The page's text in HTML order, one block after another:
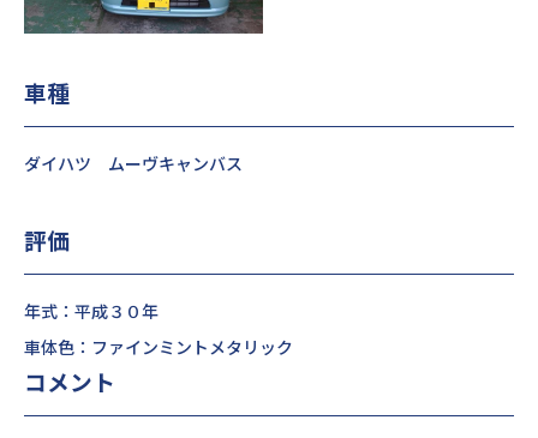
車種
ダイハツ ムーヴキャンバス
評価
年式：平成３０年
車体色：ファインミントメタリック
コメント